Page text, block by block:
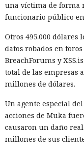
una víctima de forma
funcionario público
Otros 495.000 dólares
datos robados en
BreachForums y
total de las empresas
millones de dólares.
Un agente especial
acciones de Muka
causaron un daño
millones de sus